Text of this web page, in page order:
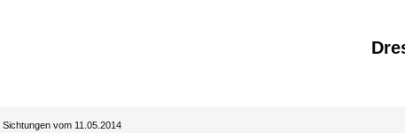
Sichtungen vom 11.05.2014